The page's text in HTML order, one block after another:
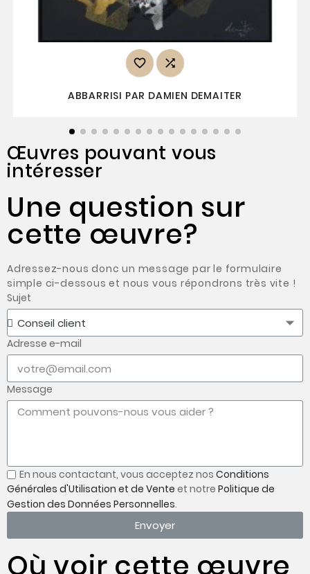
 
ABBARRISI PAR DAMIEN DEMAITER
Œuvres pouvant vous
intéresser
Une question sur
cette œuvre?
Adressez-nous donc un message par le formulaire
simple ci-dessous et nous vous répondrons très vite !
Sujet
Adresse e-mail
Message
En nous contactant, vous acceptez nos Conditions
Générales d'Utilisation et de Vente et notre Politique de
Gestion des Données Personnelles.
Envoyer
Où voir cette œuvre